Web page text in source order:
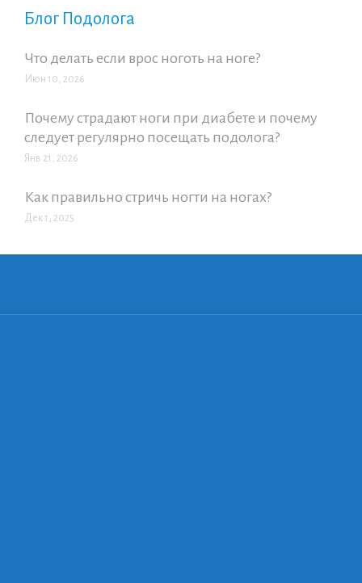
Блог Подолога
Что делать если врос ноготь на ноге?
Июн 10, 2026
Почему страдают ноги при диабете и почему
следует регулярно посещать подолога?
Янв 21, 2026
Как правильно стричь ногти на ногах?
Дек 1, 2025